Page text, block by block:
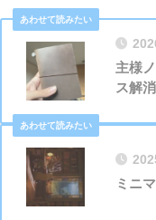
主様
ス解
ミニ